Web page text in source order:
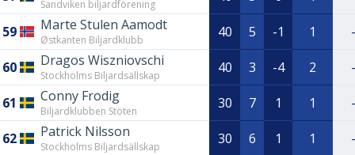
Sandviken biljardförening
59 Marte Stulen Aamodt
Østkanten Biljardklubb 40 5 -1 1 -
60 Dragos Wiszniovschi
Stockholms Biljardsällskap 40 3 -4 2 -
61 Conny Frodig
Biljardklubben Stöten 30 7 1 1 -
62 Patrick Nilsson
Stockholms Biljardsällskap 30 6 1 1 -